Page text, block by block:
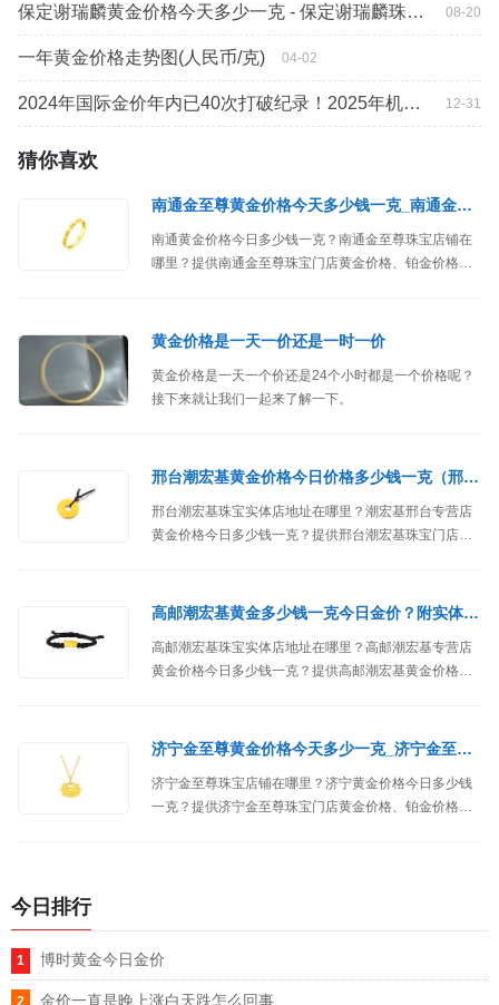
保定谢瑞麟黄金价格今天多少一克 - 保定谢瑞麟珠宝专柜 08-20
一年黄金价格走势图(人民币/克) 04-02
2024年国际金价年内已40次打破纪录！2025年机构看涨黄金价格至3000美元/盎司 12-31
猜你喜欢
南通金至尊黄金价格今天多少钱一克_南通金至尊珠宝店铺
南通黄金价格今日多少钱一克？南通金至尊珠宝店铺在
哪里？提供南通金至尊珠宝门店黄金价格、铂金价格、
黄金价格是一天一价还是一时一价
黄金价格是一天一个价还是24个小时都是一个价格呢？
接下来就让我们一起来了解一下。
邢台潮宏基黄金价格今日价格多少钱一克（邢台潮宏基珠宝分店）
邢台潮宏基珠宝实体店地址在哪里？潮宏基邢台专营店
黄金价格今日多少钱一克？提供邢台潮宏基珠宝门店黄
高邮潮宏基黄金多少钱一克今日金价？附实体店位置
高邮潮宏基珠宝实体店地址在哪里？高邮潮宏基专营店
黄金价格今日多少钱一克？提供高邮潮宏基黄金价格、
济宁金至尊黄金价格今天多少一克_济宁金至尊珠宝门店
济宁金至尊珠宝店铺在哪里？济宁黄金价格今日多少钱
一克？提供济宁金至尊珠宝门店黄金价格、铂金价格、
今日排行
博时黄金今日金价
金价一直是晚上涨白天跌怎么回事